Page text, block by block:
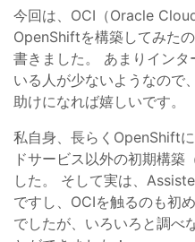
今回は、OCI（Oracle
OpenShiftを構築してみた
書きました。 あまりイン
いる人が少ないようなので
助けになれば嬉しいです。
私自身、長らくOpenShift
ドサービス以外の初期構築
した。 そして実は、
ですし、OCIを触るのも初
でしたが、いろいろと調べ